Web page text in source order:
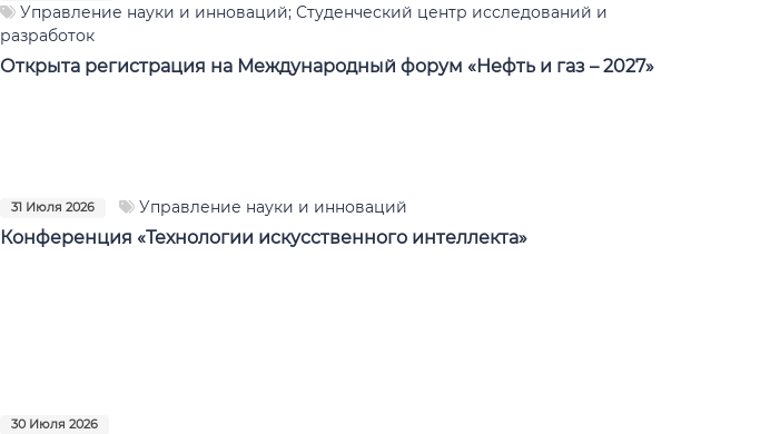
Управление науки и инноваций; Студенческий центр исследований и
разработок
Открыта регистрация на Международный форум «Нефть и газ – 2027»
31 Июля 2026 Управление науки и инноваций
Конференция «Технологии искусственного интеллекта»
30 Июля 2026